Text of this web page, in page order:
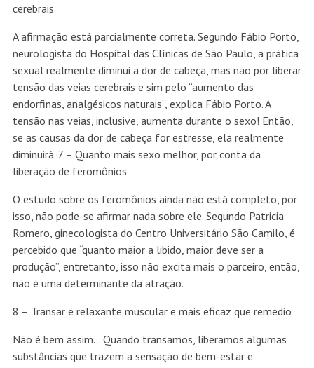
cerebrais
A afirmação está parcialmente correta. Segundo Fábio Porto,
neurologista do Hospital das Clínicas de São Paulo, a prática
sexual realmente diminui a dor de cabeça, mas não por liberar
tensão das veias cerebrais e sim pelo “aumento das
endorfinas, analgésicos naturais”, explica Fábio Porto. A
tensão nas veias, inclusive, aumenta durante o sexo! Então,
se as causas da dor de cabeça for estresse, ela realmente
diminuirá. 7 – Quanto mais sexo melhor, por conta da
liberação de feromônios
O estudo sobre os feromônios ainda não está completo, por
isso, não pode-se afirmar nada sobre ele. Segundo Patricia
Romero, ginecologista do Centro Universitário São Camilo, é
percebido que “quanto maior a libido, maior deve ser a
produção”, entretanto, isso não excita mais o parceiro, então,
não é uma determinante da atração.
8 – Transar é relaxante muscular e mais eficaz que remédio
Não é bem assim… Quando transamos, liberamos algumas
substâncias que trazem a sensação de bem-estar e